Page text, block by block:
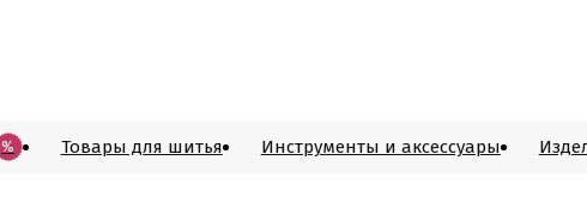
% Товары для шитья Инструменты и аксессуары